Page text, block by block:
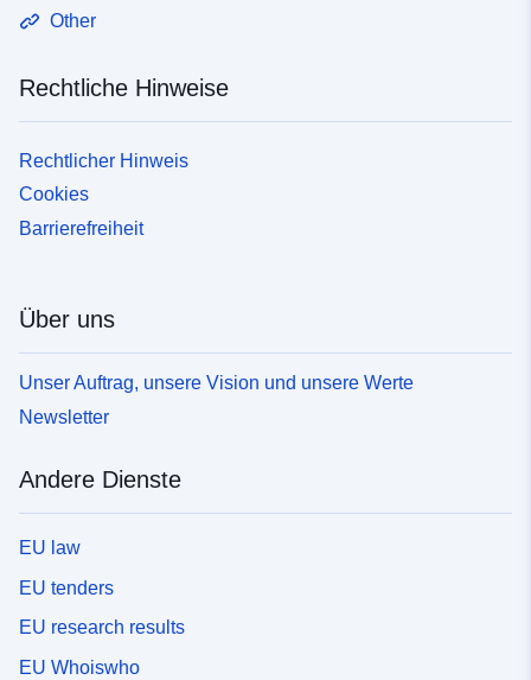
Other
Rechtliche Hinweise
Rechtlicher Hinweis
Cookies
Barrierefreiheit
Über uns
Unser Auftrag, unsere Vision und unsere Werte
Newsletter
Andere Dienste
EU law
EU tenders
EU research results
EU Whoiswho